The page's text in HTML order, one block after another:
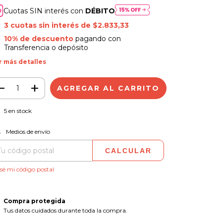
Cuotas SIN interés con DÉBITO
3 cuotas sin interés de $2.833,33
10% de descuentopagando con
Transferencia o depósito
más detalles
5 en stock
para el CP:
Medios de envío
CALCULAR
mi código postal
Compra protegida
Tus datos cuidados durante toda la compra.